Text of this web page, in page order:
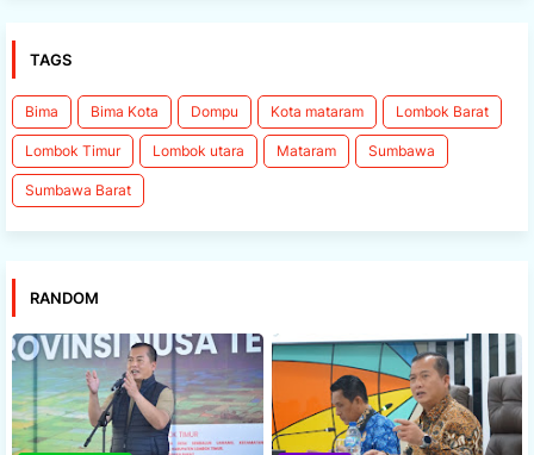
TAGS
Bima Bima Kota Dompu Kota mataram Lombok Barat
Lombok Timur Lombok utara Mataram Sumbawa
Sumbawa Barat
RANDOM